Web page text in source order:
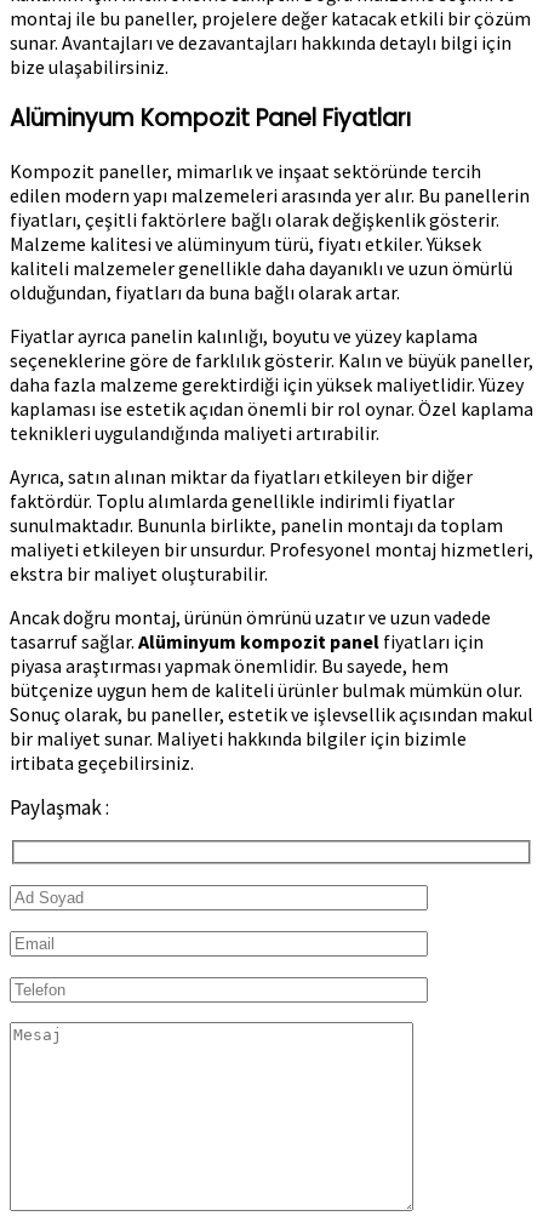
montaj ile bu paneller, projelere değer katacak etkili bir çözüm
sunar. Avantajları ve dezavantajları hakkında detaylı bilgi için
bize ulaşabilirsiniz.
Alüminyum Kompozit Panel Fiyatları
Kompozit paneller, mimarlık ve inşaat sektöründe tercih
edilen modern yapı malzemeleri arasında yer alır. Bu panellerin
fiyatları, çeşitli faktörlere bağlı olarak değişkenlik gösterir.
Malzeme kalitesi ve alüminyum türü, fiyatı etkiler. Yüksek
kaliteli malzemeler genellikle daha dayanıklı ve uzun ömürlü
olduğundan, fiyatları da buna bağlı olarak artar.
Fiyatlar ayrıca panelin kalınlığı, boyutu ve yüzey kaplama
seçeneklerine göre de farklılık gösterir. Kalın ve büyük paneller,
daha fazla malzeme gerektirdiği için yüksek maliyetlidir. Yüzey
kaplaması ise estetik açıdan önemli bir rol oynar. Özel kaplama
teknikleri uygulandığında maliyeti artırabilir.
Ayrıca, satın alınan miktar da fiyatları etkileyen bir diğer
faktördür. Toplu alımlarda genellikle indirimli fiyatlar
sunulmaktadır. Bununla birlikte, panelin montajı da toplam
maliyeti etkileyen bir unsurdur. Profesyonel montaj hizmetleri,
ekstra bir maliyet oluşturabilir.
Ancak doğru montaj, ürünün ömrünü uzatır ve uzun vadede
tasarruf sağlar. Alüminyum kompozit panel fiyatları için
piyasa araştırması yapmak önemlidir. Bu sayede, hem
bütçenize uygun hem de kaliteli ürünler bulmak mümkün olur.
Sonuç olarak, bu paneller, estetik ve işlevsellik açısından makul
bir maliyet sunar. Maliyeti hakkında bilgiler için bizimle
irtibata geçebilirsiniz.
Paylaşmak :